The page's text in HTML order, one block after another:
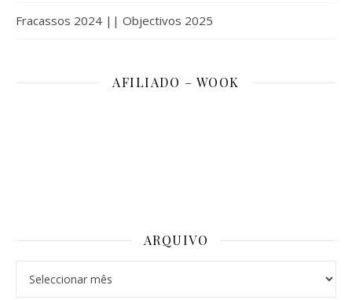
Fracassos 2024 || Objectivos 2025
AFILIADO – WOOK
ARQUIVO